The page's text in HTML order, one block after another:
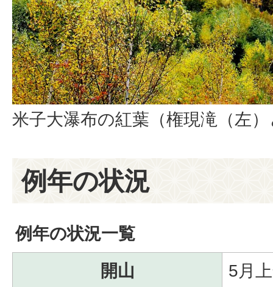
米子大瀑布の紅葉（権現滝（左
例年の状況
例年の状況一覧
開山
5月